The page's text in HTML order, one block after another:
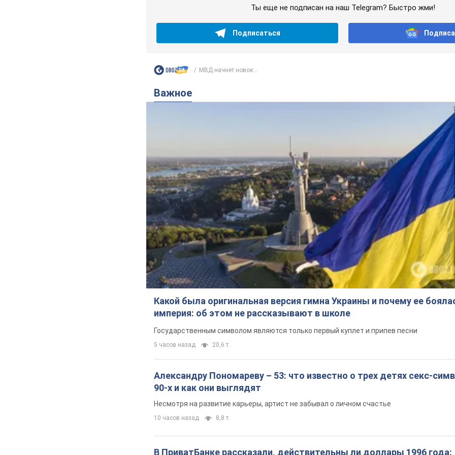
Ты еще не подписан на наш Telegram? Быстро жми!
Подписаться
МВД начнет новое...
Важное
Какой была оригинальная версия гимна Украины и почему ее
империя: об этом не рассказывают в школе
Государственным символом являются только первый куплет и припев песни
5 часов назад 20,6 т.
Александру Пономареву – 53: что известно о трех детях секс-
90-х и как они выглядят
Несмотря на развитие карьеры, артист не забывал о личном счастье
10 часов назад 8,8 т.
В ПриватБанке рассказали, действительны ли доллары 1996 года: